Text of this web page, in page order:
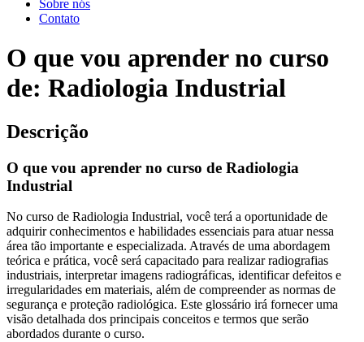
Sobre nós
Contato
O que vou aprender no curso
de: Radiologia Industrial
Descrição
O que vou aprender no curso de Radiologia
Industrial
No curso de Radiologia Industrial, você terá a oportunidade de
adquirir conhecimentos e habilidades essenciais para atuar nessa
área tão importante e especializada. Através de uma abordagem
teórica e prática, você será capacitado para realizar radiografias
industriais, interpretar imagens radiográficas, identificar defeitos e
irregularidades em materiais, além de compreender as normas de
segurança e proteção radiológica. Este glossário irá fornecer uma
visão detalhada dos principais conceitos e termos que serão
abordados durante o curso.